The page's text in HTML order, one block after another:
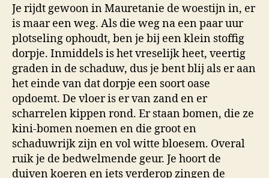
Je rijdt gewoon in Mauretanie de woestijn in, er
is maar een weg. Als die weg na een paar uur
plotseling ophoudt, ben je bij een klein stoffig
dorpje. Inmiddels is het vreselijk heet, veertig
graden in de schaduw, dus je bent blij als er aan
het einde van dat dorpje een soort oase
opdoemt. De vloer is er van zand en er
scharrelen kippen rond. Er staan bomen, die ze
kini-bomen noemen en die groot en
schaduwrijk zijn en vol witte bloesem. Overal
ruik je de bedwelmende geur. Je hoort de
duiven koeren en iets verderop zingen de